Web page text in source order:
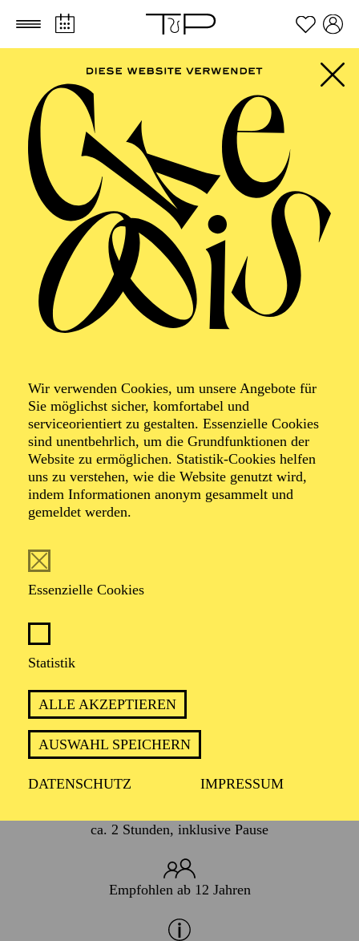
Zum Hauptinhalt springen Zum Footer springen
Wir verwenden Cookies, um unsere Angebote für
Sie möglichst sicher, komfortabel und
serviceorientiert zu gestalten. Essenzielle Cookies
sind unentbehrlich, um die Grundfunktionen der
Website zu ermöglichen. Statistik-Cookies helfen
uns zu verstehen, wie die Website genutzt wird,
indem Informationen anonym gesammelt und
gemeldet werden.
Essenzielle Cookies
Statistik
ALLE AKZEPTIEREN
AUSWAHL SPEICHERN
DATENSCHUTZ IMPRESSUM
AALTO BALLETT
Der Glöckner­ von
Notre-Dame
Ballett in zwei Akten von Armen Hakobyan
Musik von Erich Wolfgang Korngold, Sergej
Rachmaninow, Dmitri Schostakowitsch, Franz Schreker
PREMIERE
15. November 2025
WIEDERAUFNAHME
ca. 2 Stunden, inklusive Pause
Empfohlen ab 12 Jahren